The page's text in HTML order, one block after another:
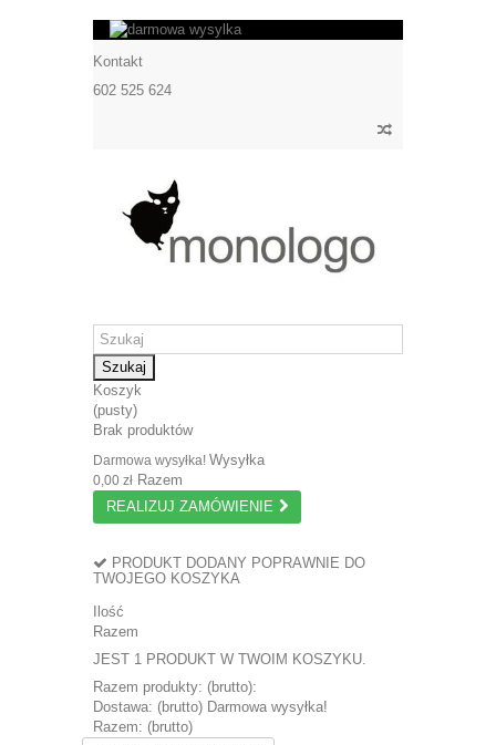
Kontakt
602 525 624
Szukaj
Koszyk
(pusty)
Brak produktów
Darmowa wysyłka! Wysyłka
0,00 zł Razem
REALIZUJ ZAMÓWIENIE
PRODUKT DODANY POPRAWNIE DO
TWOJEGO KOSZYKA
Ilość
Razem
JEST 1 PRODUKT W TWOIM KOSZYKU.
Razem produkty: (brutto):
Dostawa: (brutto) Darmowa wysyłka!
Razem: (brutto)